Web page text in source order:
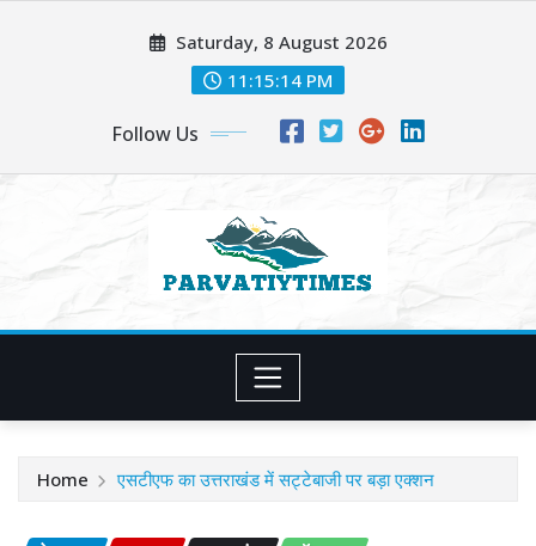
Saturday, 8 August 2026
11:15:15 PM
Follow Us
Home एसटीएफ का उत्तराखंड में सट्टेबाजी पर बड़ा एक्शन